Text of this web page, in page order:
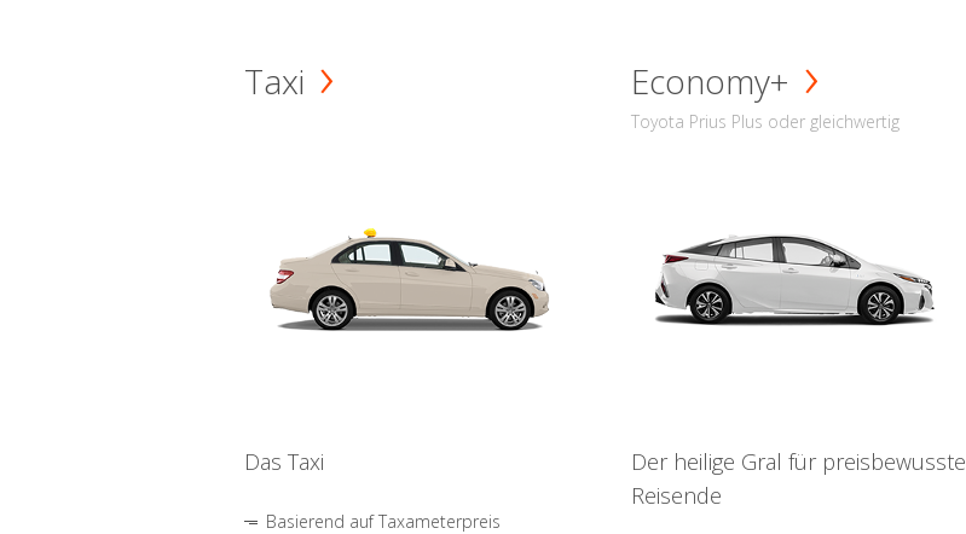
Taxi
Das Taxi
Basierend auf Taxameterpreis
Economy+
Toyota Prius Plus oder gleichwertig
Der heilige Gral für preisbewusste
Reisende